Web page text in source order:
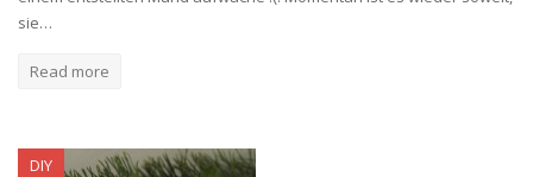
sie…
Read more
DIY